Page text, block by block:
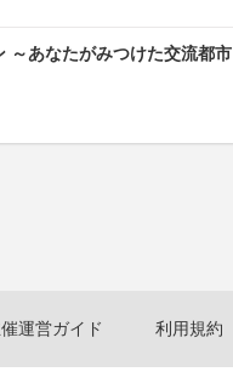
～あなたがみつけた交流都市
運営ガイド 利用規約